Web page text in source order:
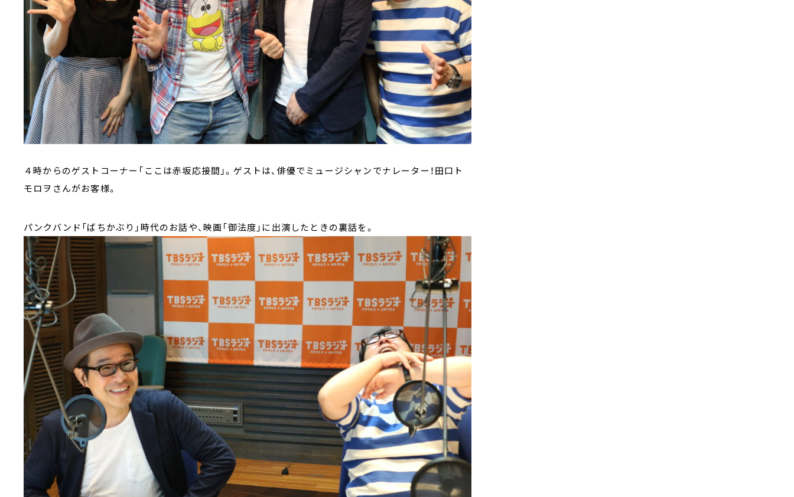
４時からのゲストコーナー「ここは赤坂応接間」。ゲストは、俳優でミュージシャンでナレーター！田口ト
モロヲさんがお客様。
パンクバンド「ばちかぶり」時代のお話や、映画「御法度」に出演したときの裏話を。